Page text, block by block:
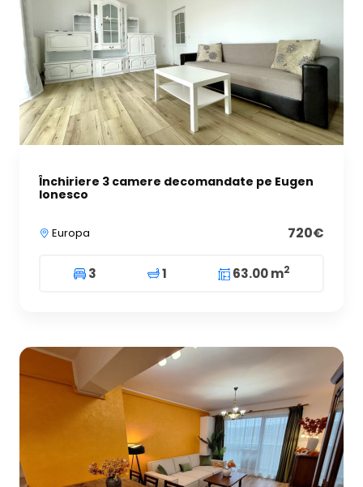
Închiriere 3 camere decomandate pe Eugen
Ionesco
Europa 720€
3 1 63.00 m2